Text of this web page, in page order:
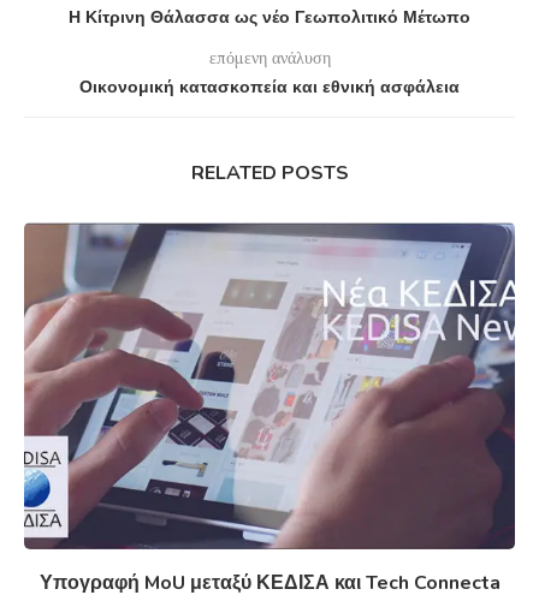
Η Κίτρινη Θάλασσα ως νέο Γεωπολιτικό Μέτωπο
επόμενη ανάλυση
Οικονομική κατασκοπεία και εθνική ασφάλεια
RELATED POSTS
Υπογραφή MoU μεταξύ ΚΕΔΙΣΑ και Tech Connecta